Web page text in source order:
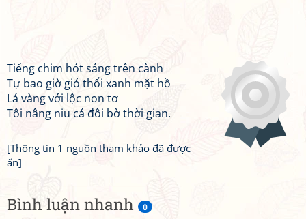
Bình luận nhanh 0
Tiếng chim hót sáng trên cành
Tự bao giờ gió thổi xanh mặt hồ
Lá vàng với lộc non tơ
Tôi nâng niu cả đôi bờ thời gian.
[Thông tin 1 nguồn tham khảo đã được
ẩn]